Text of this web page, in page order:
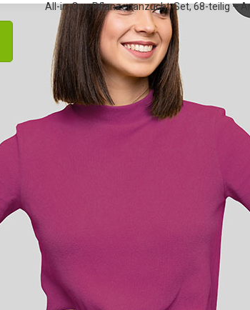
All-in-One Pflanzenanzucht-Set, 68-teilig –